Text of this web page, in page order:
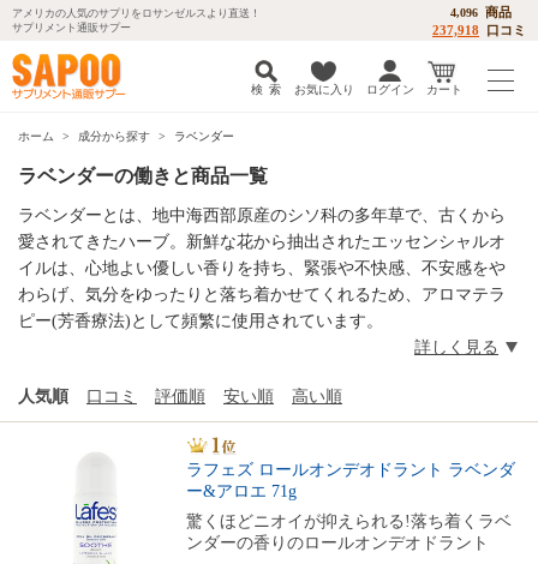
アメリカの人気のサプリをロサンゼルスより直送！
サプリメント通販サプー
4,096 商品
237,918 口コミ
検 索 お気に入り ログイン カート
ホーム 成分から探す ラベンダー
ラベンダーの働きと商品一覧
ラベンダーとは、地中海西部原産のシソ科の多年草で、古くから
愛されてきたハーブ。新鮮な花から抽出されたエッセンシャルオ
イルは、心地よい優しい香りを持ち、緊張や不快感、不安感をや
わらげ、気分をゆったりと落ち着かせてくれるため、アロマテラ
ピー(芳香療法)として頻繁に使用されています。
詳しく見る
人気順 口コミ 評価順 安い順 高い順
ラフェズ ロールオンデオドラント ラベンダ
ー&アロエ 71g
驚くほどニオイが抑えられる!落ち着くラベ
ンダーの香りのロールオンデオドラント